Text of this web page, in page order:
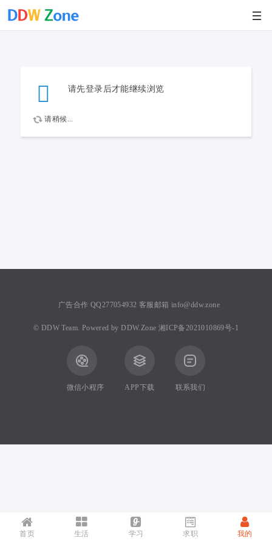
请先登录后才能继续浏览
请稍候...
首页 生活 学习 求职 我的
广告合作 QQ277054932 客服邮箱 info@ddw.zone
© DDW Team. Powered byDDW.Zone 湘ICP备2021010869号-1
微信小程序 APP下载 联系我们